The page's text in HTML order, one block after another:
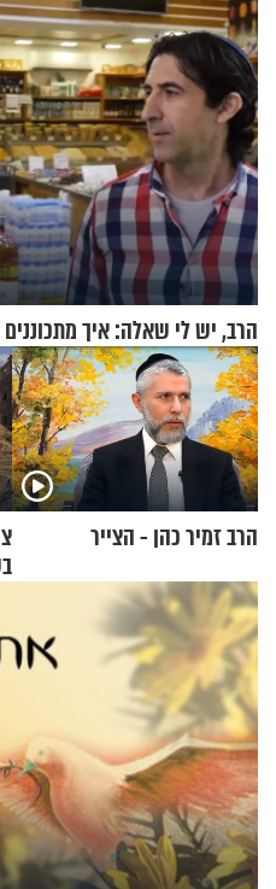
הרב, יש לי שאלה: איך
הרב זמיר כהן - הצייר